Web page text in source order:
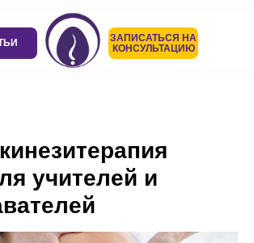
ЗАПИСАТЬСЯ НА
КОНСУЛЬТАЦИЮ
учителей и